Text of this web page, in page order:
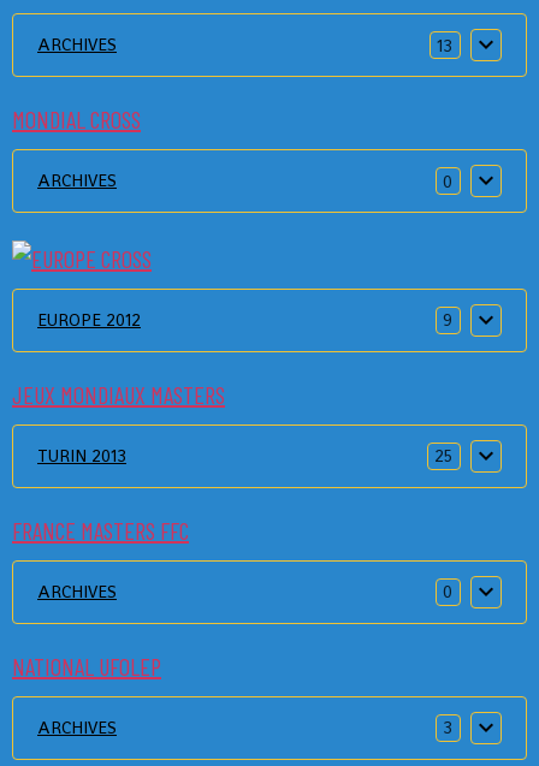
ARCHIVES 13
MONDIAL CROSS
ARCHIVES 0
EUROPE 2012 9
JEUX MONDIAUX MASTERS
TURIN 2013 25
FRANCE MASTERS FFC
ARCHIVES 0
NATIONAL UFOLEP
ARCHIVES 3